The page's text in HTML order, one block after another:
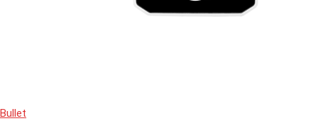
Bullet